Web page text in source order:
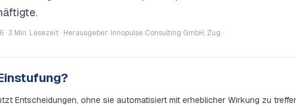
·3 Min. Lesezeit · Herausgeber: Innopulse Consulting GmbH, Zug
Entscheidungen, ohne sie automatisiert mit erheblicher Wirkung zu